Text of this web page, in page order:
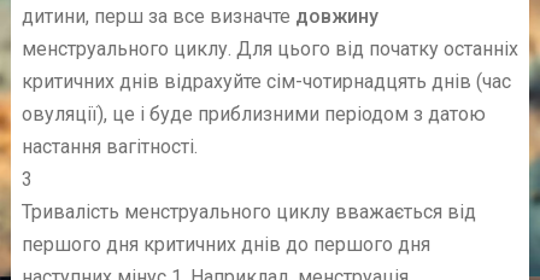
дитини, перш за все визначте довжину
менструального циклу. Для цього від початку останніх
критичних днів відрахуйте сім-чотирнадцять днів (час
овуляції), це і буде приблизними періодом з датою
настання вагітності.
3
Тривалість менструального циклу вважається від
першого дня критичних днів до першого дня